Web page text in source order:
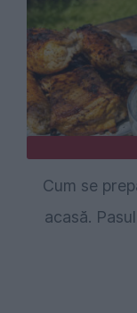
Cum se
acasă.